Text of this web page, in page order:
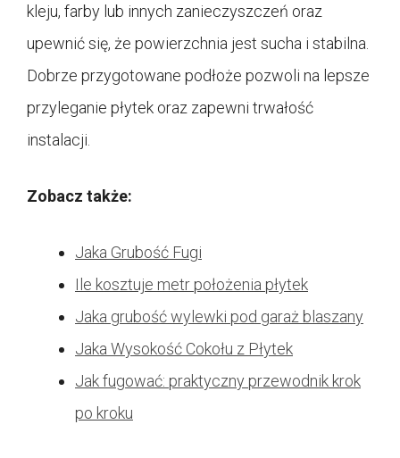
kleju, farby lub innych zanieczyszczeń oraz
upewnić się, że powierzchnia jest sucha i stabilna.
Dobrze przygotowane podłoże pozwoli na lepsze
przyleganie płytek oraz zapewni trwałość
instalacji.
Zobacz także:
Jaka Grubość Fugi
Ile kosztuje metr położenia płytek
Jaka grubość wylewki pod garaż blaszany
Jaka Wysokość Cokołu z Płytek
Jak fugować: praktyczny przewodnik krok
po kroku